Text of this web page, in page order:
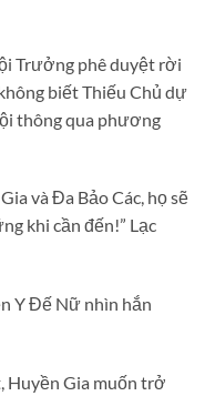
Trưởng phê duyệt rời
biết Thiếu Chủ dự
thông qua phương
và Đa Bảo Các, họ sẽ
khi cần đến!” Lạc
Y Đế Nữ nhìn hắn
Huyền Gia muốn trở